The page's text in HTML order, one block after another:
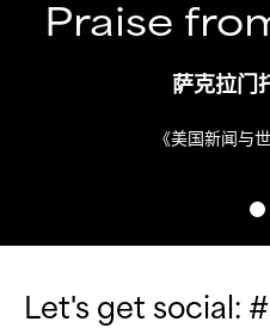
Praise
萨克拉门
《美国新闻与
Let's get social: